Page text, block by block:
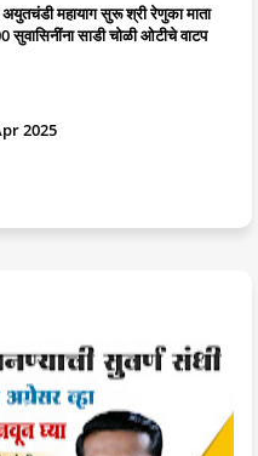
अयुतचंडी महायाग सुरू श्री रेणुका माता
सुवासिनींना साडी चोळी ओटीचे वाटप
2025